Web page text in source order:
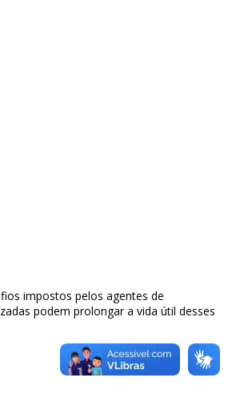
impostos pelos agentes de
podem prolongar a vida útil desses